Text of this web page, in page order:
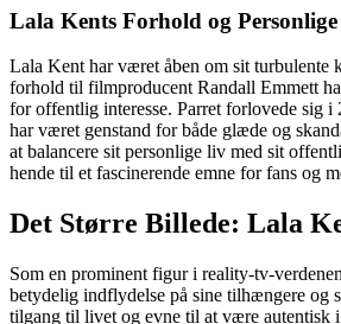
Lala Kents Forhold og
Lala Kent har været åben om sit turbulente
forhold til filmproducent Randall Emmett
for offentlig interesse. Parret forlovede sig i
har været genstand for både glæde og
at balancere sit personlige liv med sit
hende til et fascinerende emne for fans og
Det Større Billede: Lala
Som en prominent figur i reality-tv-
betydelig indflydelse på sine tilhængere og
tilgang til livet og evne til at være autentisk